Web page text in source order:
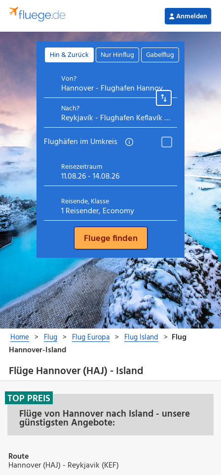
Flüge Hannover (HAJ) - Island
Flüge von Hannover nach Island - unsere
günstigsten Angebote:
TOP PREIS
Route
Hannover (HAJ) - Reykjavik (KEF)